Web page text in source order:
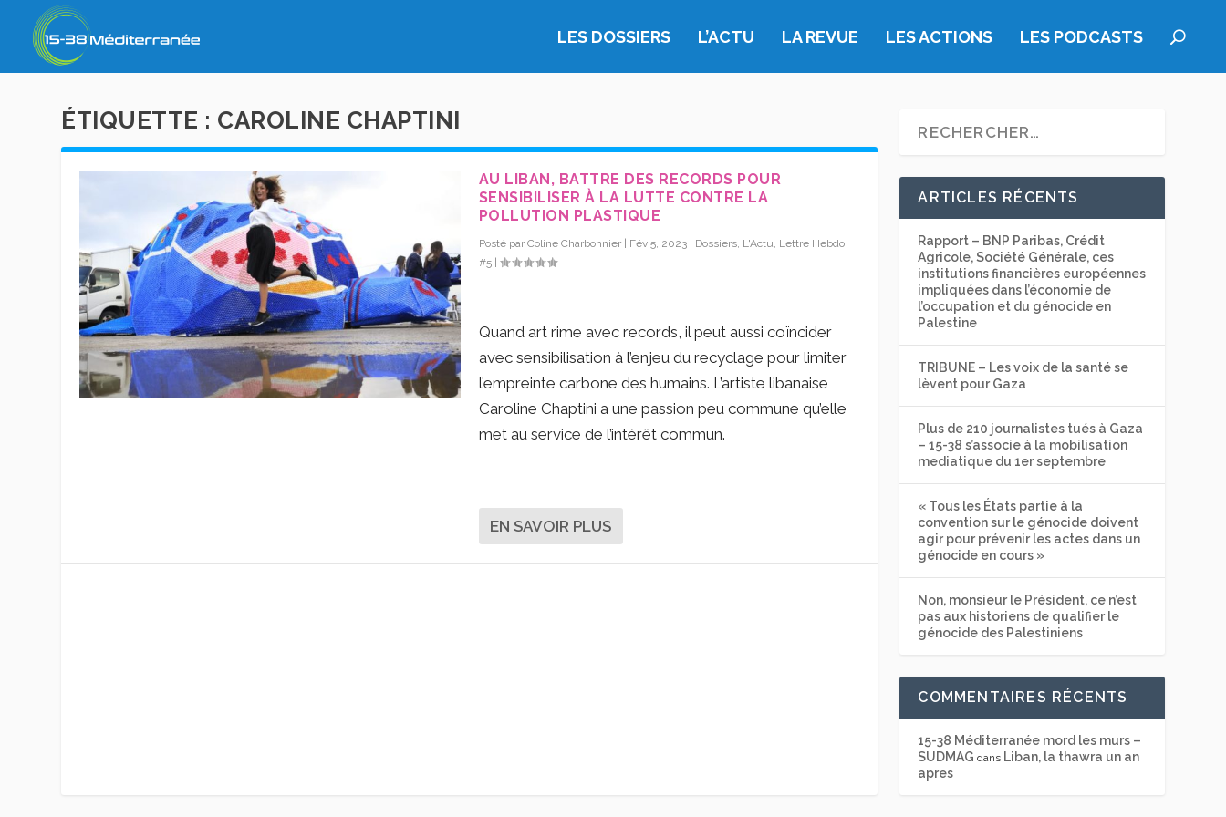
LES DOSSIERS L’ACTU LA REVUE LES ACTIONS LES PODCASTS
ÉTIQUETTE : CAROLINE CHAPTINI
AU LIBAN, BATTRE DES RECORDS POUR
SENSIBILISER À LA LUTTE CONTRE LA
POLLUTION PLASTIQUE
Posté par Coline Charbonnier| Fév 5, 2023| Dossiers, L'Actu, Lettre Hebdo
#5|
Quand art rime avec records, il peut aussi coïncider
avec sensibilisation à l’enjeu du recyclage pour limiter
l’empreinte carbone des humains. L’artiste libanaise
Caroline Chaptini a une passion peu commune qu’elle
met au service de l’intérêt commun.
EN SAVOIR PLUS
ARTICLES RÉCENTS
Rapport – BNP Paribas, Crédit
Agricole, Société Générale, ces
institutions financières européennes
impliquées dans l’économie de
l’occupation et du génocide en
Palestine
TRIBUNE – Les voix de la santé se
lèvent pour Gaza
Plus de 210 journalistes tués à Gaza
– 15-38 s’associe à la mobilisation
mediatique du 1er septembre
« Tous les États partie à la
convention sur le génocide doivent
agir pour prévenir les actes dans un
génocide en cours »
Non, monsieur le Président, ce n’est
pas aux historiens de qualifier le
génocide des Palestiniens
COMMENTAIRES RÉCENTS
15-38 Méditerranée mord les murs –
SUDMAG dans Liban, la thawra un an
apres